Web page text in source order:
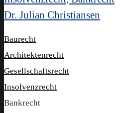
Dr. Julian Christiansen
Baurecht
Architektenrecht
Gesellschaftsrecht
Insolvenzrecht
Bankrecht